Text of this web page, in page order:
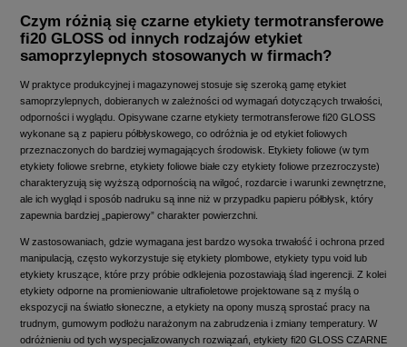
Czym różnią się czarne etykiety termotransferowe
fi20 GLOSS od innych rodzajów etykiet
samoprzylepnych stosowanych w firmach?
W praktyce produkcyjnej i magazynowej stosuje się szeroką gamę etykiet
samoprzylepnych, dobieranych w zależności od wymagań dotyczących trwałości,
odporności i wyglądu. Opisywane czarne etykiety termotransferowe fi20 GLOSS
wykonane są z papieru półbłyskowego, co odróżnia je od etykiet foliowych
przeznaczonych do bardziej wymagających środowisk. Etykiety foliowe (w tym
etykiety foliowe srebrne, etykiety foliowe białe czy etykiety foliowe przezroczyste)
charakteryzują się wyższą odpornością na wilgoć, rozdarcie i warunki zewnętrzne,
ale ich wygląd i sposób nadruku są inne niż w przypadku papieru półbłysk, który
zapewnia bardziej „papierowy” charakter powierzchni.
W zastosowaniach, gdzie wymagana jest bardzo wysoka trwałość i ochrona przed
manipulacją, często wykorzystuje się etykiety plombowe, etykiety typu void lub
etykiety kruszące, które przy próbie odklejenia pozostawiają ślad ingerencji. Z kolei
etykiety odporne na promieniowanie ultrafioletowe projektowane są z myślą o
ekspozycji na światło słoneczne, a etykiety na opony muszą sprostać pracy na
trudnym, gumowym podłożu narażonym na zabrudzenia i zmiany temperatury. W
odróżnieniu od tych wyspecjalizowanych rozwiązań, etykiety fi20 GLOSS CZARNE